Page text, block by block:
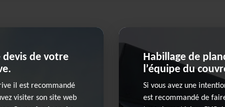
devis de votre
il est recommandé
visiter son site web
Habillage de
l’équipe du
Si vous avez une
est recommandé de